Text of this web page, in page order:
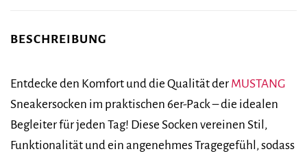
BESCHREIBUNG
Entdecke den Komfort und die Qualität der MUSTANG
Sneakersocken im praktischen 6er-Pack – die idealen
Begleiter für jeden Tag! Diese Socken vereinen Stil,
Funktionalität und ein angenehmes Tragegefühl, sodass